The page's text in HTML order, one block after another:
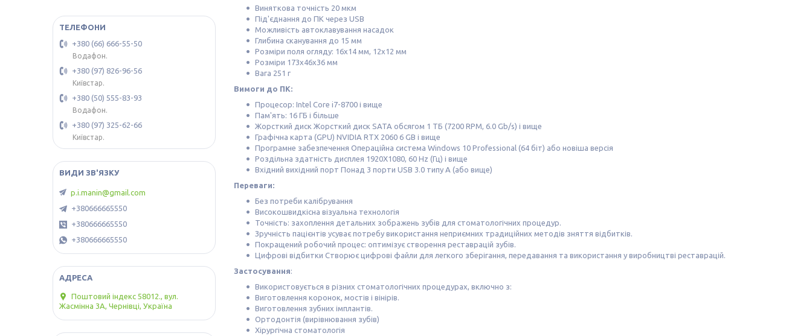
Виняткова точність 20 мкм
Під'єднання до ПК через USB
Можливість автоклавування насадок
Глибина сканування до 15 мм
Розміри поля огляду: 16х14 мм, 12х12 мм
Розміри 173х46х36 мм
Вага 251 г
Вимоги до ПК:
Процесор: Intel Core i7-8700 і вище
Пам'ять: 16 ГБ і більше
Жорсткий диск Жорсткий диск SATA обсягом 1 ТБ (7200 RPM, 6.0 Gb/s) і вище
Графічна карта (GPU) NVIDIA RTX 2060 6 GB і вище
Програмне забезпечення Операційна система Windows 10 Professional (64 біт) або новіша версія
Роздільна здатність дисплея 1920X1080, 60 Hz (Гц) і вище
Вхідний вихідний порт Понад 3 порти USB 3.0 типу A (або вище)
Переваги:
Без потреби калібрування
Високошвидкісна візуальна технологія
Точність: захоплення детальних зображень зубів для стоматологічних процедур.
Зручність пацієнтів усуває потребу використання неприємних традиційних методів зняття відбитків.
Покращений робочий процес: оптимізує створення реставрацій зубів.
Цифрові відбитки Створює цифрові файли для легкого зберігання, передавання та використання у виробництві реставрацій.
Застосування:
Використовується в різних стоматологічних процедурах, включно з:
Виготовлення коронок, мостів і вінірів.
Виготовлення зубних імплантів.
Ортодонтія (вирівнювання зубів)
Хірургічна стоматологія
+380 (66) 666-55-50
Водафон.
+380 (97) 826-96-56
Київстар.
+380 (50) 555-83-93
Водафон.
+380 (97) 325-62-66
Київстар.
p.i.manin@gmail.com
+380666665550
+380666665550
+380666665550
Поштовий індекс 58012., вул.
Жасмінна 3А, Чернівці, Україна